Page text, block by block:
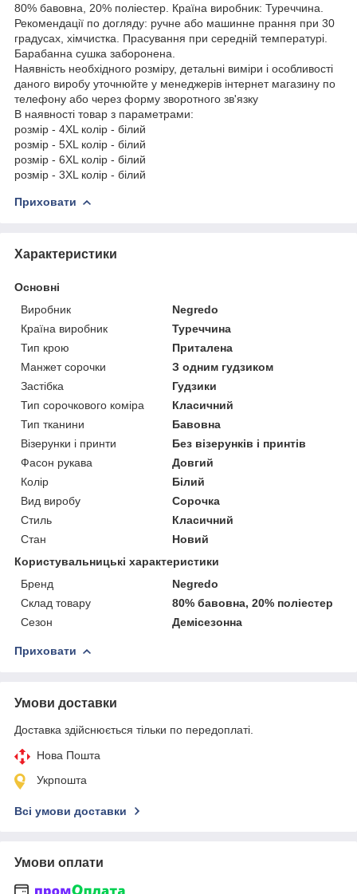
80% бавовна, 20% поліестер. Країна виробник: Туреччина.
Рекомендації по догляду: ручне або машинне прання при 30
градусах, хімчистка. Прасування при середній температурі.
Барабанна сушка заборонена.
Наявність необхідного розміру, детальні виміри і особливості
даного виробу уточнюйте у менеджерів інтернет магазину по
телефону або через форму зворотного зв'язку
В наявності товар з параметрами:
розмір - 4XL колір - білий
розмір - 5XL колір - білий
розмір - 6XL колір - білий
розмір - 3XL колір - білий
Приховати
Характеристики
Основні
Виробник
Negredo
Країна виробник
Туреччина
Тип крою
Приталена
Манжет сорочки
З одним гудзиком
Застібка
Гудзики
Тип сорочкового коміра
Класичний
Тип тканини
Бавовна
Візерунки і принти
Без візерунків і принтів
Фасон рукава
Довгий
Колір
Білий
Вид виробу
Сорочка
Стиль
Класичний
Стан
Новий
Користувальницькі характеристики
Бренд
Negredo
Склад товару
80% бавовна, 20% поліестер
Сезон
Демісезонна
Приховати
Умови доставки
Доставка здійснюється тільки по передоплаті.
Нова Пошта
Укрпошта
Всі умови доставки
Умови оплати